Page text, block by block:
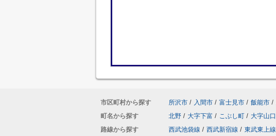
市区町村から探す 所沢市 / 入間市 / 富士見市 / 飯能市 /
町名から探す
北野 / 大字下富 / こぶし町 / 大字山口
路線から探す
西武池袋線 / 西武新宿線 / 東武東上線